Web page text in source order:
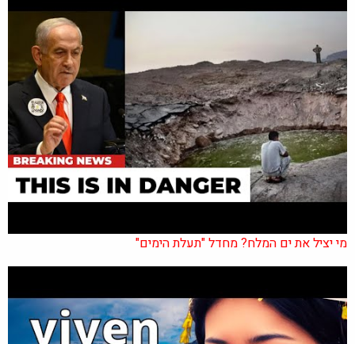
מי יציל את ים המלח? מחדל "תעלת הימים"